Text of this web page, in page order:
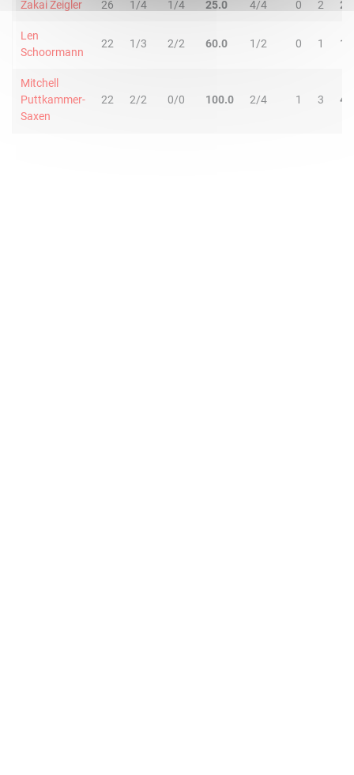
Zakai Zeigler 26 1/4 1/4 25.0 4/4 0 2 2
Len
Schoormann
22 1/3 2/2 60.0 1/2 0 1 1
Mitchell
Puttkammer-
Saxen
22 2/2 0/0 100.0 2/4 1 3 4